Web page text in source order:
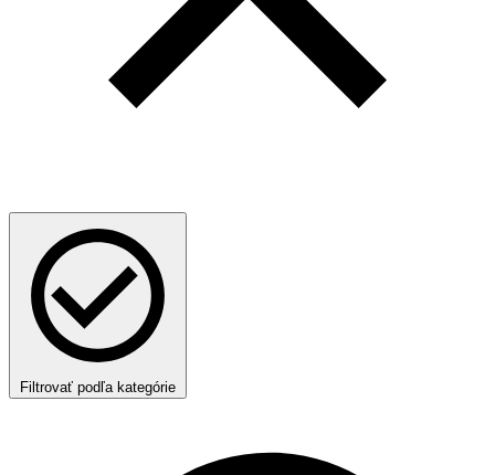
Filtrovať podľa kategórie